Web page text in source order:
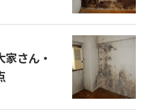
さん・